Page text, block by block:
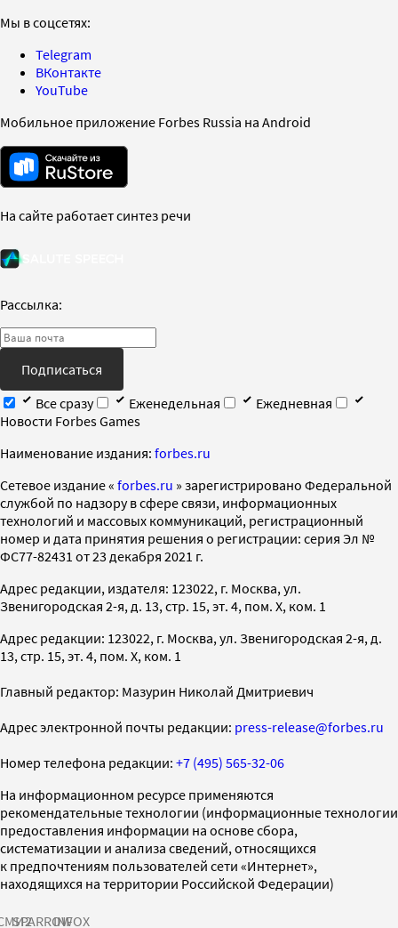
Мы в соцсетях:
Telegram
ВКонтакте
YouTube
Мобильное приложение Forbes Russia на Android
На сайте работает синтез речи
Рассылка:
Подписаться
Все сразу
Еженедельная
Ежедневная
Новости Forbes Games
Наименование издания: forbes.ru
Cетевое издание « forbes.ru » зарегистрировано Федеральной
службой по надзору в сфере связи, информационных
технологий и массовых коммуникаций, регистрационный
номер и дата принятия решения о регистрации: серия Эл №
ФС77-82431 от 23 декабря 2021 г.
Адрес редакции, издателя: 123022, г. Москва, ул.
Звенигородская 2-я, д. 13, стр. 15, эт. 4, пом. X, ком. 1
Адрес редакции: 123022, г. Москва, ул. Звенигородская 2-я, д.
13, стр. 15, эт. 4, пом. X, ком. 1
Главный редактор: Мазурин Николай Дмитриевич
Адрес электронной почты редакции: press-release@forbes.ru
Номер телефона редакции: +7 (495) 565-32-06
На информационном ресурсе применяются
рекомендательные технологии (информационные технологии
предоставления информации на основе сбора,
систематизации и анализа сведений, относящихся
к предпочтениям пользователей сети «Интернет»,
находящихся на территории Российской Федерации)
SPARROWINFOX